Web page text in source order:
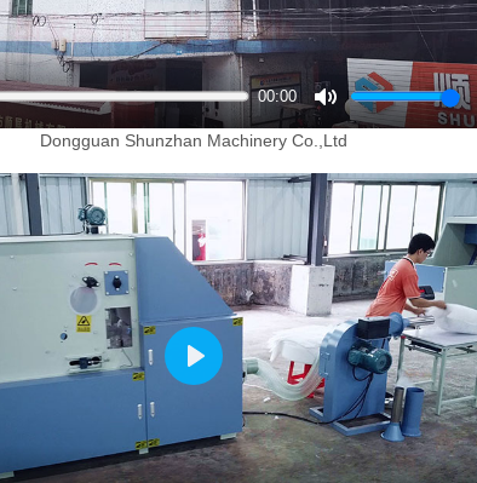
00:00
Mute
Dongguan Shunzhan Machinery Co.,Ltd
Play